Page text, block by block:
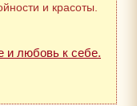
и красоты.
и любовь к себе.